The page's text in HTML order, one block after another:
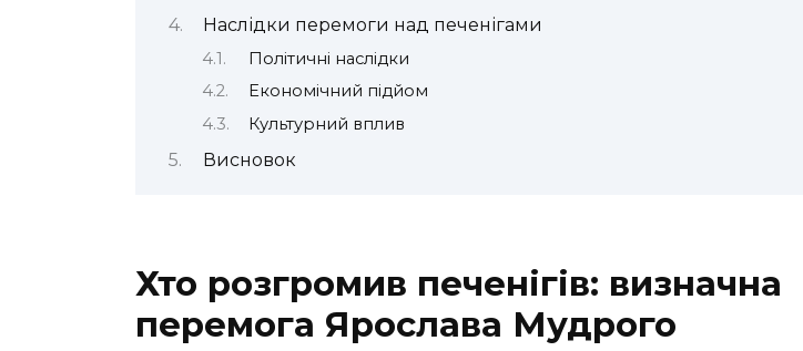
Наслідки перемоги над печенігами
Політичні наслідки
Економічний підйом
Культурний вплив
Висновок
Хто розгромив печенігів: визначна
перемога Ярослава Мудрого